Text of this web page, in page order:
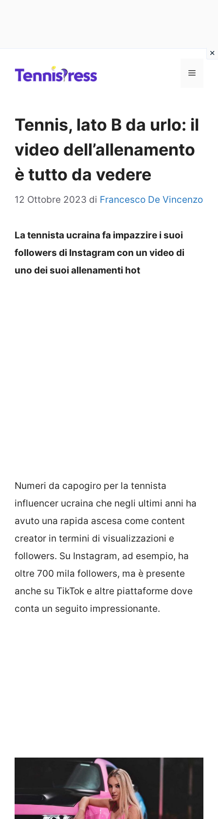
MENU
Tennis, lato B da urlo: il
video dell’allenamento
è tutto da vedere
12 Ottobre 2023 di Francesco De Vincenzo
La tennista ucraina fa impazzire i suoi
followers di Instagram con un video di
uno dei suoi allenamenti hot
Numeri da capogiro per la tennista
influencer ucraina che negli ultimi anni ha
avuto una rapida ascesa come content
creator in termini di visualizzazioni e
followers. Su Instagram, ad esempio, ha
oltre 700 mila followers, ma è presente
anche su TikTok e altre piattaforme dove
conta un seguito impressionante.